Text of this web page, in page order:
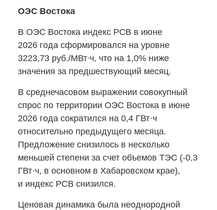
ОЭС Востока
В ОЭС Востока индекс РСВ в июне
2026 года сформировался на уровне
3223,73 руб./МВт∙ч, что на 1,0% ниже
значения за предшествующий месяц.
В среднечасовом выражении совокупный
спрос по территории ОЭС Востока в июне
2026 года сократился на 0,4 ГВт·ч
относительно предыдущего месяца.
Предложение снизилось в несколько
меньшей степени за счет объемов ТЭС (-0,3
ГВт·ч, в основном в Хабаровском крае),
и индекс РСВ снизился.
Ценовая динамика была неоднородной